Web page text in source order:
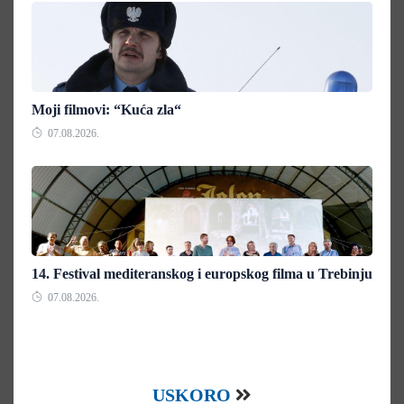
Moji filmovi: “Kuća zla“
07.08.2026.
14. Festival mediteranskog i europskog filma u Trebinju
07.08.2026.
USKORO